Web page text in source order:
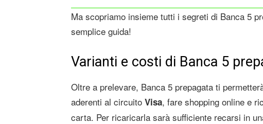
Ma scopriamo insieme tutti i segreti di Banca 5
semplice guida!
Varianti e costi di Banca 5
Oltre a prelevare, Banca 5 prepagata ti
aderenti al circuito Visa, fare shopping online e
carta. Per ricaricarla sarà sufficiente recarsi in